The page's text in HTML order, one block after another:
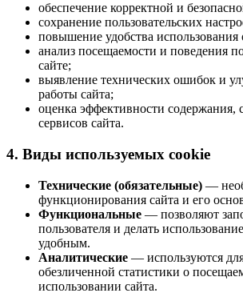
обеспечение корректной и
сохранение пользовательских
повышение удобства использования
анализ посещаемости и поведения
сайте;
выявление технических ошибок и
работы сайта;
оценка эффективности содержания,
сервисов сайта.
4. Виды используемых cookie
Технические (обязательные) —
функционирования сайта и его
Функциональные — позволяют
пользователя и делать
удобным.
Аналитические — используются
обезличенной статистики о
использовании сайта.